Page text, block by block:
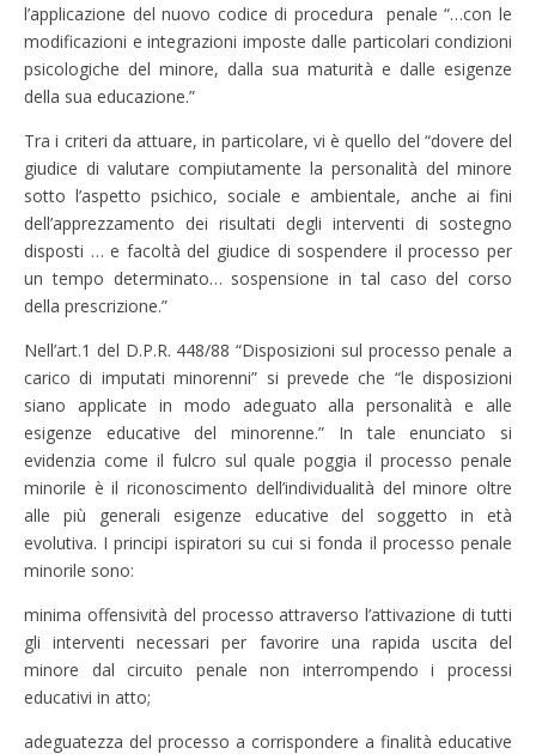
l’applicazione del nuovo codice di procedura penale “…con le
modificazioni e integrazioni imposte dalle particolari condizioni
psicologiche del minore, dalla sua maturità e dalle esigenze
della sua educazione.”
Tra i criteri da attuare, in particolare, vi è quello del “dovere del
giudice di valutare compiutamente la personalità del minore
sotto l’aspetto psichico, sociale e ambientale, anche ai fini
dell’apprezzamento dei risultati degli interventi di sostegno
disposti … e facoltà del giudice di sospendere il processo per
un tempo determinato… sospensione in tal caso del corso
della prescrizione.”
Nell’art.1 del D.P.R. 448/88 “Disposizioni sul processo penale a
carico di imputati minorenni” si prevede che “le disposizioni
siano applicate in modo adeguato alla personalità e alle
esigenze educative del minorenne.” In tale enunciato si
evidenzia come il fulcro sul quale poggia il processo penale
minorile è il riconoscimento dell’individualità del minore oltre
alle più generali esigenze educative del soggetto in età
evolutiva. I principi ispiratori su cui si fonda il processo penale
minorile sono:
minima offensività del processo attraverso l’attivazione di tutti
gli interventi necessari per favorire una rapida uscita del
minore dal circuito penale non interrompendo i processi
educativi in atto;
adeguatezza del processo a corrispondere a finalità educative